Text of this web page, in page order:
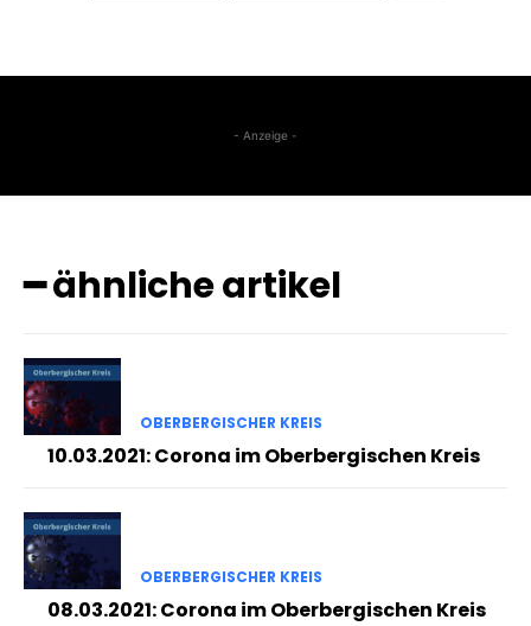
- Anzeige -
━ ähnliche artikel
OBERBERGISCHER KREIS
10.03.2021: Corona im Oberbergischen Kreis
OBERBERGISCHER KREIS
08.03.2021: Corona im Oberbergischen Kreis